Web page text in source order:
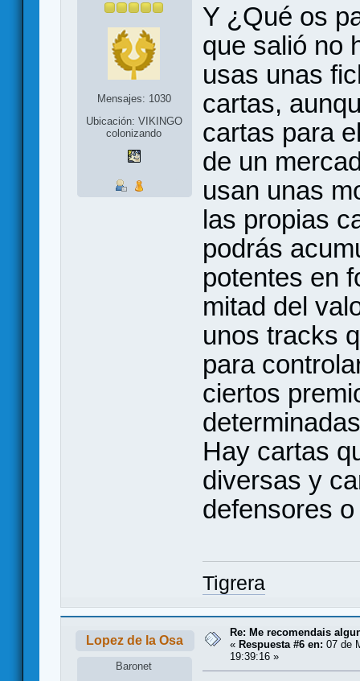
Mensajes: 1030
Ubicación: VIKINGO
colonizando
Y ¿Qué os
que salió no
usas unas
cartas,
cartas para
de un
usan unas
las propias
podrás
potentes en
mitad del
unos tracks
para
ciertos
Hay cartas
diversas y
defensores
Tigrera
Lopez de la Osa
Baronet
Re: Me recomendais
« Respuesta #6 en: 07 de
19:39:16 »